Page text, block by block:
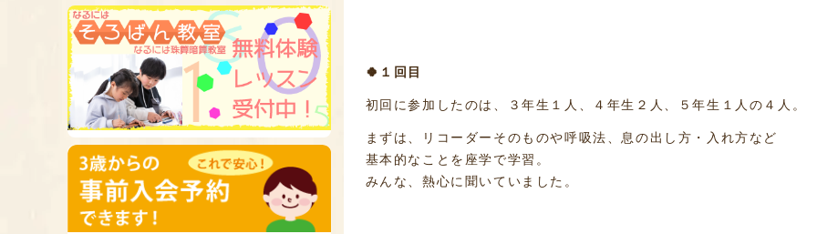
🍀１回目
初回に参加したのは、３年生１人、４年生２人、５年生１人の４人。
まずは、リコーダーそのものや呼吸法、息の出し方・入れ方など
基本的なことを座学で学習。
みんな、熱心に聞いていました。